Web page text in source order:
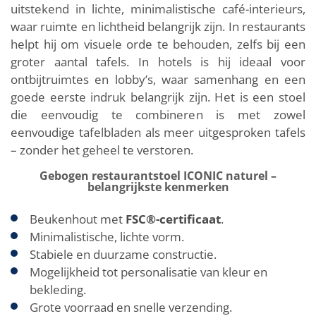
uitstekend in lichte, minimalistische café-interieurs,
waar ruimte en lichtheid belangrijk zijn. In restaurants
helpt hij om visuele orde te behouden, zelfs bij een
groter aantal tafels. In hotels is hij ideaal voor
ontbijtruimtes en lobby’s, waar samenhang en een
goede eerste indruk belangrijk zijn. Het is een stoel
die eenvoudig te combineren is met zowel
eenvoudige tafelbladen als meer uitgesproken tafels
– zonder het geheel te verstoren.
Gebogen restaurantstoel ICONIC naturel –
belangrijkste kenmerken
Beukenhout met FSC®-certificaat.
Minimalistische, lichte vorm.
Stabiele en duurzame constructie.
Mogelijkheid tot personalisatie van kleur en
bekleding.
Grote voorraad en snelle verzending.